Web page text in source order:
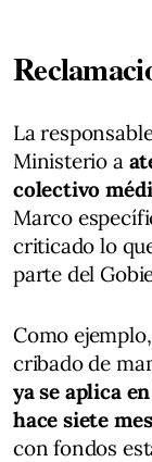
La
Ministerio a
colectivo
Marco
criticado lo
parte del
Como
cribado de
ya se aplica
hace siete
con fondos